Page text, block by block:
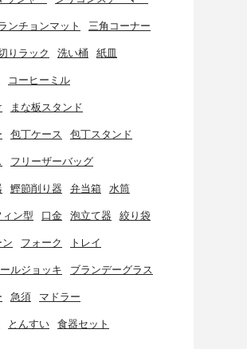
ンチョンマット 三角コーナー
りラック 洗い桶 紙皿
コーヒーミル
まな板スタンド
包丁ケース 包丁スタンド
フリーザーバッグ
鰹節削り器 弁当箱 水筒
ィン型 口金 泡立て器 絞り袋
ン フォーク トレイ
ルジョッキ ブランデーグラス
急須 マドラー
とんすい 食器セット